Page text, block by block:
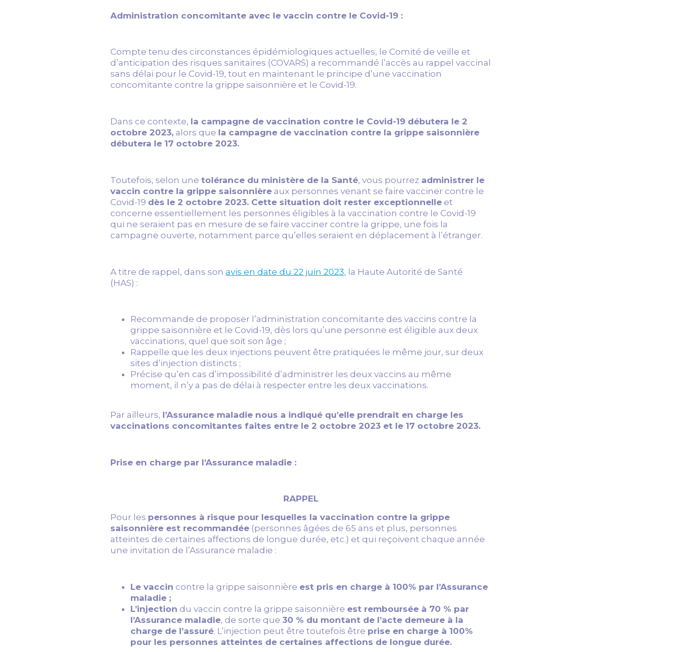
Administration concomitante avec le vaccin contre le Covid-19 :
Compte tenu des circonstances épidémiologiques actuelles, le Comité de veille et
d’anticipation des risques sanitaires (COVARS) a recommandé l’accès au rappel vaccinal
sans délai pour le Covid-19, tout en maintenant le principe d’une vaccination
concomitante contre la grippe saisonnière et le Covid-19.
Dans ce contexte, la campagne de vaccination contre le Covid-19 débutera le 2
octobre 2023,alors que la campagne de vaccination contre la grippe saisonnière
débutera le 17 octobre 2023.
Toutefois, selon une tolérance du ministère de la Santé, vous pourrez administrer le
vaccin contre la grippe saisonnièreaux personnes venant se faire vacciner contre le
Covid-19 dès le 2 octobre 2023. Cette situation doit rester exceptionnelleet
concerne essentiellement les personnes éligibles à la vaccination contre le Covid-19
qui ne seraient pas en mesure de se faire vacciner contre la grippe, une fois la
campagne ouverte, notamment parce qu’elles seraient en déplacement à l’étranger.
A titre de rappel, dans son avis en date du 22 juin 2023, la Haute Autorité de Santé
(HAS) :
Recommande de proposer l’administration concomitante des vaccins contre la
grippe saisonnière et le Covid-19, dès lors qu’une personne est éligible aux deux
vaccinations, quel que soit son âge ;
Rappelle que les deux injections peuvent être pratiquées le même jour, sur deux
sites d’injection distincts ;
Précise qu’en cas d’impossibilité d’administrer les deux vaccins au même
moment, il n’y a pas de délai à respecter entre les deux vaccinations.
Par ailleurs, l’Assurance maladie nous a indiqué qu’elle prendrait en charge les
vaccinations concomitantes faites entre le 2 octobre 2023 et le 17 octobre 2023.
Prise en charge par l’Assurance maladie :
RAPPEL
Pour les personnes à risque pour lesquelles la vaccination contre la grippe
saisonnière est recommandée(personnes âgées de 65 ans et plus, personnes
atteintes de certaines affections de longue durée, etc.) et qui reçoivent chaque année
une invitation de l’Assurance maladie :
Le vaccin contre la grippe saisonnière est pris en charge à 100% par l’Assurance
maladie ;
L’injection du vaccin contre la grippe saisonnière est remboursée à 70 % par
l’Assurance maladie, de sorte que 30 % du montant de l’acte demeure à la
charge de l’assuré. L’injection peut être toutefois être prise en charge à 100%
pour les personnes atteintes de certaines affections de longue durée.